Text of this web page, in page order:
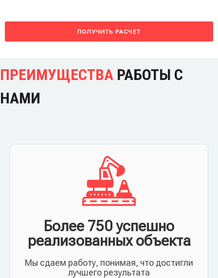
ПОЛУЧИТЬ РАСЧЕТ
ПРЕИМУЩЕСТВА РАБОТЫ С
НАМИ
Более 750 успешно
реализованных объекта
Мы сдаем работу, понимая, что достигли
лучшего результата